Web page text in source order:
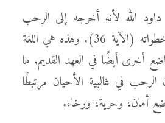
18، يحمد داود الله لأنه أخرجه إلى الرحب
(الآية 19)، ووسع خطواته (الآية 36). وهذه هي اللغة
أخرى أيضًا في العهد القديم. ما
في غالبية الأحيان مرتبطًا
أمان، وحرية، ورخاء.